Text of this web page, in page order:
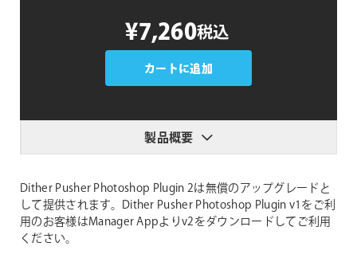
¥7,260税込
カートに追加
製品概要
Dither Pusher Photoshop Plugin 2は無償のアップグレードと
して提供されます。Dither Pusher Photoshop Plugin v1をご利
用のお客様はManager Appよりv2をダウンロードしてご利用
ください。